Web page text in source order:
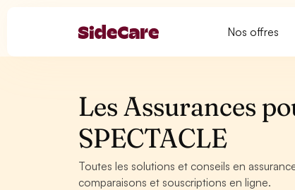
Nos offres
Les Assurances
SPECTACLE
Toutes les solutions et conseils en
comparaisons et souscriptions en ligne.